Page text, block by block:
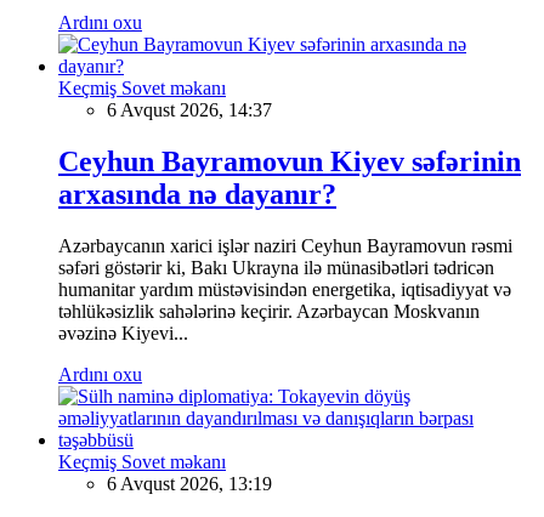
Ardını oxu
Keçmiş Sovet məkanı
6 Avqust 2026, 14:37
Ceyhun Bayramovun Kiyev səfərinin
arxasında nə dayanır?
Azərbaycanın xarici işlər naziri Ceyhun Bayramovun rəsmi
səfəri göstərir ki, Bakı Ukrayna ilə münasibətləri tədricən
humanitar yardım müstəvisindən energetika, iqtisadiyyat və
təhlükəsizlik sahələrinə keçirir. Azərbaycan Moskvanın
əvəzinə Kiyevi...
Ardını oxu
Keçmiş Sovet məkanı
6 Avqust 2026, 13:19